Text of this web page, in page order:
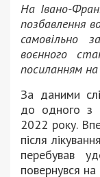
На Івано-
позбавлення
самовільно
воєнного
посиланням
За даними
до одного з
2022 року.
після
перебував
повернувся